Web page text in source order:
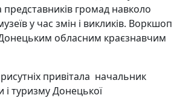
представників громад навколо
у час змін і викликів. Воркшоп
обласним краєзнавчим
привітала начальник
і туризму Донецької